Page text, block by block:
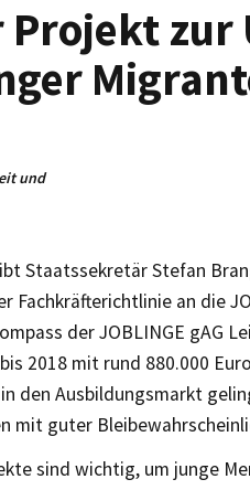
und
Staatssekretär Stefan
Fachkräfterichtlinie an die
der JOBLINGE gAG
2018 mit rund 880.000
den Ausbildungsmarkt
mit guter
sind wichtig, um junge